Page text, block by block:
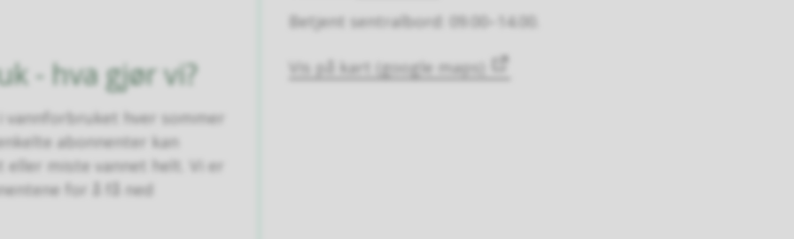
- hva gjør vi?
vannforbruket hver sommer
abonnenter kan
miste vannet helt. Vi er
for å få ned
Betjent sentralbord: 09.00–14.00.
Vis på kart (google maps)